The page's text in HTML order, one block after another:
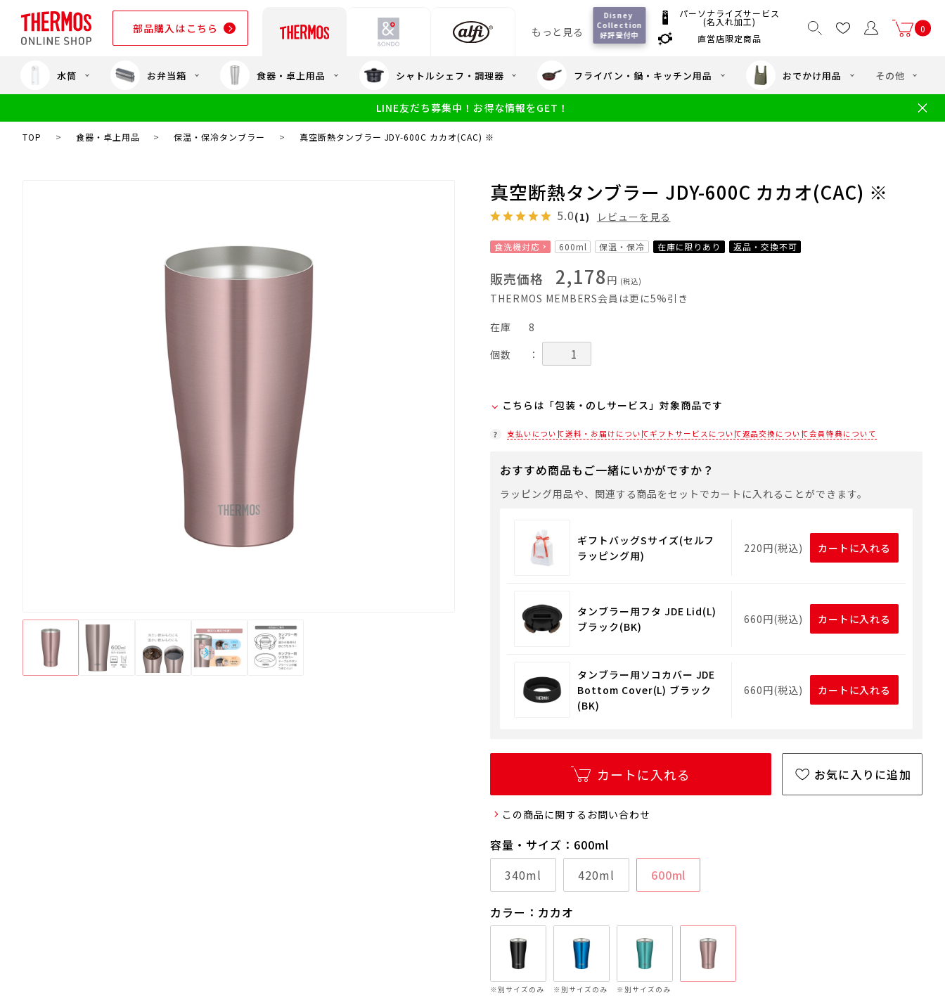
部品購入はこちら もっと見る
以上送料無料
サーモスのeギフト
ギフトのご案内
Disney
Collection
好評受付中
パーソナライズサービス
(名入れ加工)
直営店限定商品
部品購入はこちら
食洗機対応 幼児・園児向け水筒
小学生 中・高学年向け水筒
0
水筒 お弁当箱 食器・卓上用品 シャトルシェフ・調理器 フライパン・鍋・キッチン用品 おでかけ用品 その他
LINE友だち募集中！お得な情報をGET！
TOP > 食器・卓上用品 > 保温・保冷タンブラー > 真空断熱タンブラー JDY-600C カカオ(CAC) ※
真空断熱タンブラー JDY-600C カカオ(CAC) ※
5.0(1) レビューを見る
食洗機対応 600ml 保温・保冷 在庫に限りあり 返品・交換不可
販売価格 2,178 円 (税込)
THERMOS MEMBERS会員は更に5%引き
在庫
8
個数
：
こちらは「包装・のしサービス」対象商品です
弊社での包装・のしを希望される場合は、商品をカートに入れた後に「会員限定のし・
「包装・のしサービス」には、手提げ袋やギフトバッグは含まれておりません。手提げ
袋やギフトバッグを希望される場合は、以下よりご購入をお願いいたします。
支払いについて送料・お届けについて ギフトサービスについて返品交換について会員特典について
おすすめ商品もご一緒にいかがですか？
ラッピング用品や、関連する商品をセットでカートに入れることができます。
ギフトバッグSサイズ(セルフ
ラッピング用)
220円(税込) カートに入れる
タンブラー用フタ JDE Lid(L)
ブラック(BK)
660円(税込) カートに入れる
タンブラー用ソコカバー JDE
Bottom Cover(L) ブラック
(BK)
660円(税込) カートに入れる
カートに入れる お気に入りに追加
この商品に関するお問い合わせ
容量・サイズ：600ml
340ml
420ml 600ml
カラー：カカオ
※別サイズのみ ※別サイズのみ ※別サイズのみ